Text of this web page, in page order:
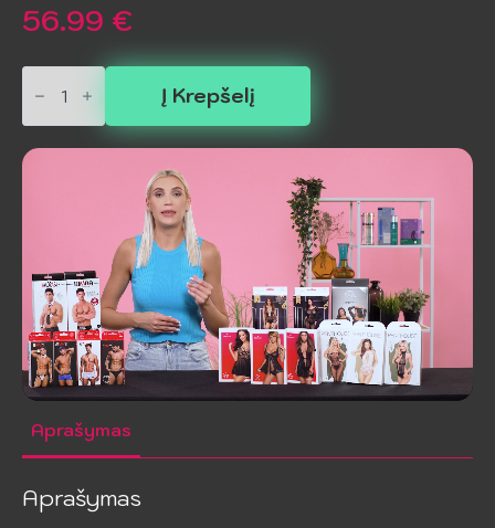
56.99 €
produkto
kiekis:
CHILIROSE
Seksualus
Moksladraugės
Kostiumas
Į Krepšelį
Aprašymas
Aprašymas